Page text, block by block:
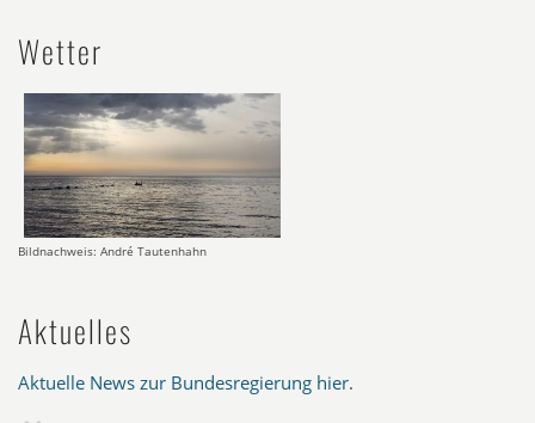
Wetter
Bildnachweis: André Tautenhahn
Aktuelles
Aktuelle News zur Bundesregierung hier.